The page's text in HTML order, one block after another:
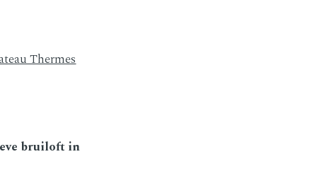
Thermes
bruiloft in